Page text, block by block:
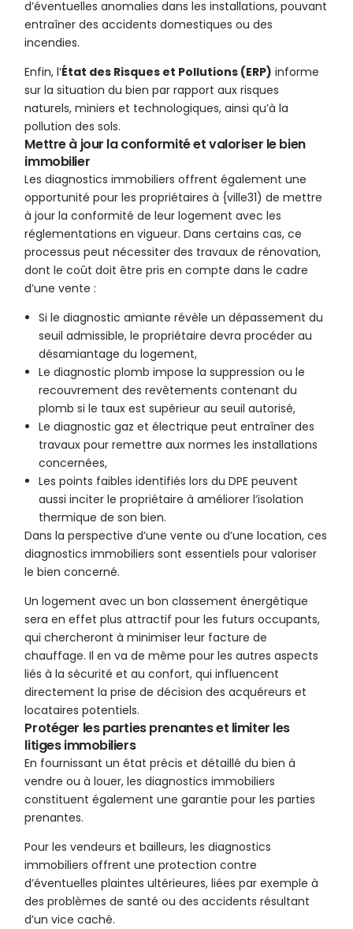
d’éventuelles anomalies dans les installations, pouvant
entraîner des accidents domestiques ou des
incendies.
Enfin, l’État des Risques et Pollutions (ERP) informe
sur la situation du bien par rapport aux risques
naturels, miniers et technologiques, ainsi qu’à la
pollution des sols.
Mettre à jour la conformité et valoriser le bien
immobilier
Les diagnostics immobiliers offrent également une
opportunité pour les propriétaires à {ville31) de mettre
à jour la conformité de leur logement avec les
réglementations en vigueur. Dans certains cas, ce
processus peut nécessiter des travaux de rénovation,
dont le coût doit être pris en compte dans le cadre
d’une vente :
Si le diagnostic amiante révèle un dépassement du
seuil admissible, le propriétaire devra procéder au
désamiantage du logement,
Le diagnostic plomb impose la suppression ou le
recouvrement des revêtements contenant du
plomb si le taux est supérieur au seuil autorisé,
Le diagnostic gaz et électrique peut entraîner des
travaux pour remettre aux normes les installations
concernées,
Les points faibles identifiés lors du DPE peuvent
aussi inciter le propriétaire à améliorer l’isolation
thermique de son bien.
Dans la perspective d’une vente ou d’une location, ces
diagnostics immobiliers sont essentiels pour valoriser
le bien concerné.
Un logement avec un bon classement énergétique
sera en effet plus attractif pour les futurs occupants,
qui chercheront à minimiser leur facture de
chauffage. Il en va de même pour les autres aspects
liés à la sécurité et au confort, qui influencent
directement la prise de décision des acquéreurs et
locataires potentiels.
Protéger les parties prenantes et limiter les
litiges immobiliers
En fournissant un état précis et détaillé du bien à
vendre ou à louer, les diagnostics immobiliers
constituent également une garantie pour les parties
prenantes.
Pour les vendeurs et bailleurs, les diagnostics
immobiliers offrent une protection contre
d’éventuelles plaintes ultérieures, liées par exemple à
des problèmes de santé ou des accidents résultant
d’un vice caché.